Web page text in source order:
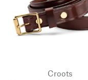
Croots